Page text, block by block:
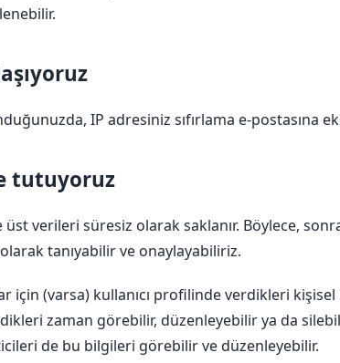
IP adresiniz sıfırlama e-postasına
tutuyoruz
verileri süresiz olarak saklanır. Böylece,
tanıyabilir ve onaylayabiliriz.
için (varsa) kullanıcı profilinde verdikleri
zaman görebilir, düzenleyebilir ya da
de bu bilgileri görebilir ve düzenleyebilir.